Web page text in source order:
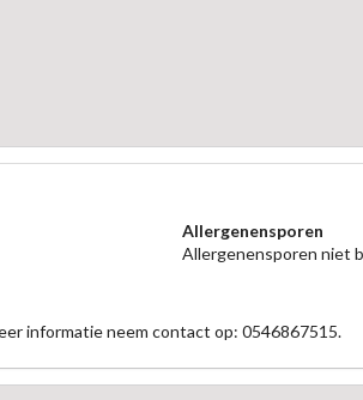
Allergenensporen
Allergenensporen niet
informatie neem contact op: 0546867515.